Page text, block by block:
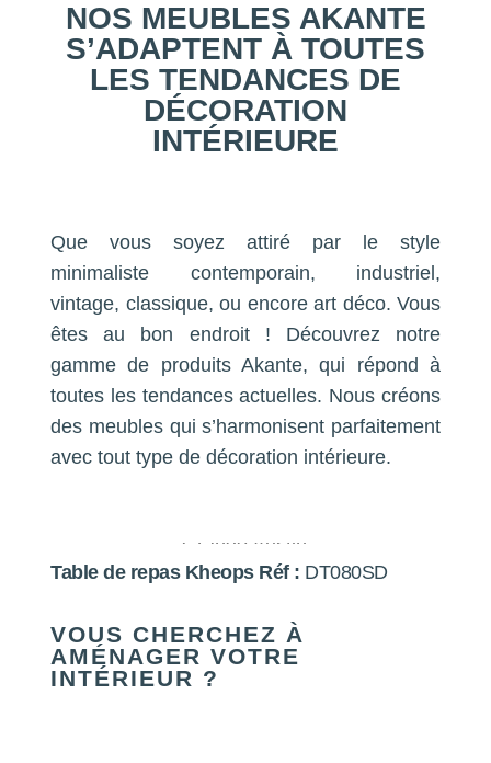
NOS MEUBLES AKANTE
S’ADAPTENT À TOUTES
LES TENDANCES DE
DÉCORATION
INTÉRIEURE
Que vous soyez attiré par le style
minimaliste contemporain, industriel,
vintage, classique, ou encore art déco. Vous
êtes au bon endroit ! Découvrez notre
gamme de produits Akante, qui répond à
toutes les tendances actuelles. Nous créons
des meubles qui s’harmonisent parfaitement
avec tout type de décoration intérieure.
Grande Austin
Table de repas Kheops Réf : DT080SD
VOUS CHERCHEZ À
AMÉNAGER VOTRE
INTÉRIEUR ?